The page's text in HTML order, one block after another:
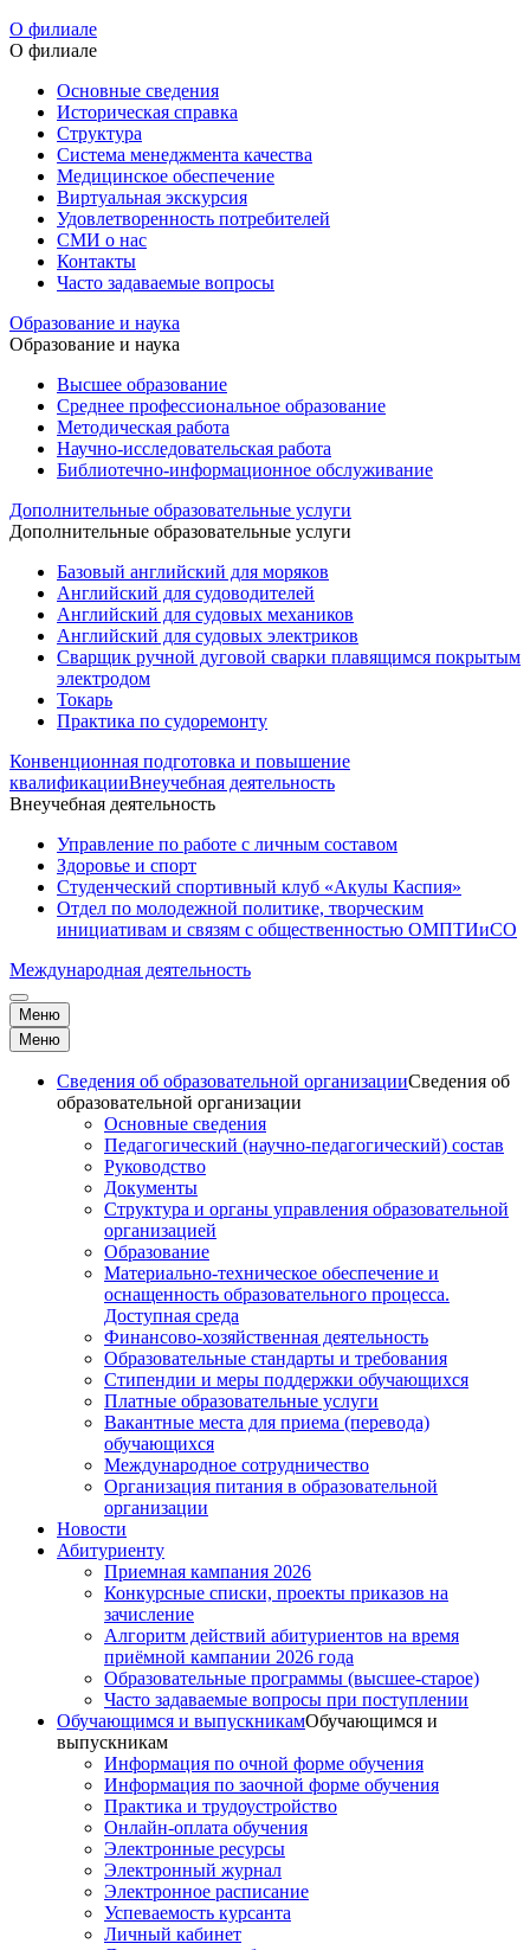
О филиале
О филиале
Основные сведения
Историческая справка
Структура
Система менеджмента качества
Медицинское обеспечение
Виртуальная экскурсия
Удовлетворенность потребителей
СМИ о нас
Контакты
Часто задаваемые вопросы
Образование и наука
Образование и наука
Высшее образование
Среднее профессиональное образование
Методическая работа
Научно-исследовательская работа
Библиотечно-информационное обслуживание
Дополнительные образовательные услуги
Дополнительные образовательные услуги
Базовый английский для моряков
Английский для судоводителей
Английский для судовых механиков
Английский для судовых электриков
Cварщик ручной дуговой сварки плавящимся покрытым
электродом
Токарь
Практика по судоремонту
Конвенционная подготовка и повышение
квалификацииВнеучебная деятельность
Внеучебная деятельность
Управление по работе с личным составом
Здоровье и спорт
Студенческий спортивный клуб «Акулы Каспия»
Отдел по молодежной политике, творческим
инициативам и связям с общественностью ОМПТИиСО
Международная деятельность
Меню
Меню
Сведения об образовательной организацииСведения об
образовательной организации
Основные сведения
Педагогический (научно-педагогический) состав
Руководство
Документы
Структура и органы управления образовательной
организацией
Образование
Материально-техническое обеспечение и
оснащенность образовательного процесса.
Доступная среда
Финансово-хозяйственная деятельность
Образовательные стандарты и требования
Стипендии и меры поддержки обучающихся
Платные образовательные услуги
Вакантные места для приема (перевода)
обучающихся
Международное сотрудничество
Организация питания в образовательной
организации
Новости
Абитуриенту
Приемная кампания 2026
Конкурсные списки, проекты приказов на
зачисление
Алгоритм действий абитуриентов на время
приёмной кампании 2026 года
Образовательные программы (высшее-старое)
Часто задаваемые вопросы при поступлении
Обучающимся и выпускникамОбучающимся и
выпускникам
Информация по очной форме обучения
Информация по заочной форме обучения
Практика и трудоустройство
Онлайн-оплата обучения
Электронные ресурсы
Электронный журнал
Электронное расписание
Успеваемость курсанта
Личный кабинет